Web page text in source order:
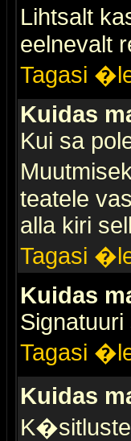
Lihtsalt
eelnevalt
Tagasi
Kuidas
Kui sa
teatele
alla kiri
Tagasi
Kuidas
Tagasi
Kuidas